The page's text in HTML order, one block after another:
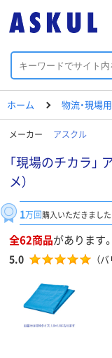
ホーム 物流・現場
メーカー アスクル
「現場のチカラ」
メ）
1万回購入いただきました
全62商品があります。
5.0 （